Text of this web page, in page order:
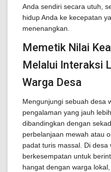
Anda sendiri secara utuh,
hidup Anda ke kecepatan
menenangkan.
Memetik Nilai
Melalui Interaksi
Warga Desa
Mengunjungi sebuah desa
pengalaman yang jauh
dibandingkan dengan
perbelanjaan mewah atau
padat turis massal. Di desa
berkesempatan untuk
hangat dengan warga